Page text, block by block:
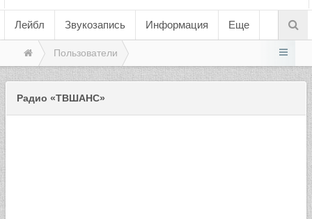
Лейбл Звукозапись Информация Еще
Пользователи
Радио «ТВШАНС»